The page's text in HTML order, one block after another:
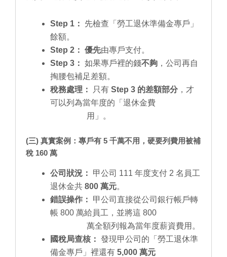
Step 1：
先檢查「勞工退休準備金專戶」
餘額。
Step 2： 優先由專戶支付。
Step 3： 如果專戶裡的錢不夠 ，公司再自
掏腰包補足差額。
稅務處理：
只有 Step 3 的差額部分 ，才
可以列為當年度的「退休金費
用」。
(三) 真實案例：專戶有 5 千萬不用，硬要列費用被補
稅 160 萬
公司狀況：
甲公司 111 年度支付 2 名員工
退休金共 800 萬元。
錯誤操作：
甲公司直接從公司銀行帳戶轉
帳 800 萬給員工，並將這 800
萬全額列報為當年度薪資費用。
國稅局查核： 發現甲公司的「勞工退休準
備金專戶」裡還有 5,000 萬元